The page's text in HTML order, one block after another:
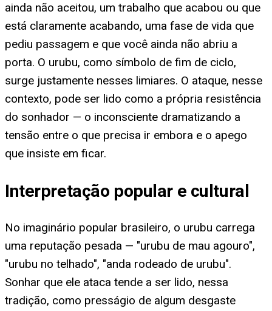
ainda não aceitou, um trabalho que acabou ou que
está claramente acabando, uma fase de vida que
pediu passagem e que você ainda não abriu a
porta. O urubu, como símbolo de fim de ciclo,
surge justamente nesses limiares. O ataque, nesse
contexto, pode ser lido como a própria resistência
do sonhador — o inconsciente dramatizando a
tensão entre o que precisa ir embora e o apego
que insiste em ficar.
Interpretação popular e cultural
No imaginário popular brasileiro, o urubu carrega
uma reputação pesada — "urubu de mau agouro",
"urubu no telhado", "anda rodeado de urubu".
Sonhar que ele ataca tende a ser lido, nessa
tradição, como presságio de algum desgaste